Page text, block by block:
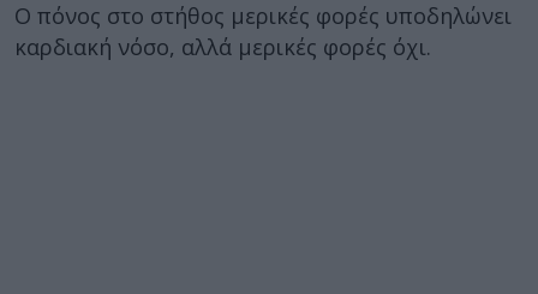
Ο πόνος στο στήθος μερικές φορές υποδηλώνει
καρδιακή νόσο, αλλά μερικές φορές όχι.